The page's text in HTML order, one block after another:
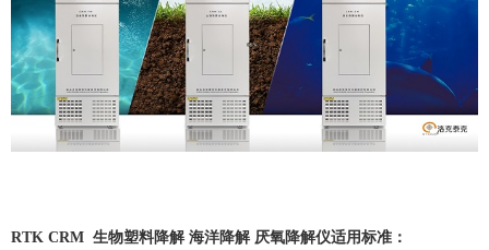
RTK CRM 生物塑料降解 海洋降解 厌氧降解仪适用标准 ：